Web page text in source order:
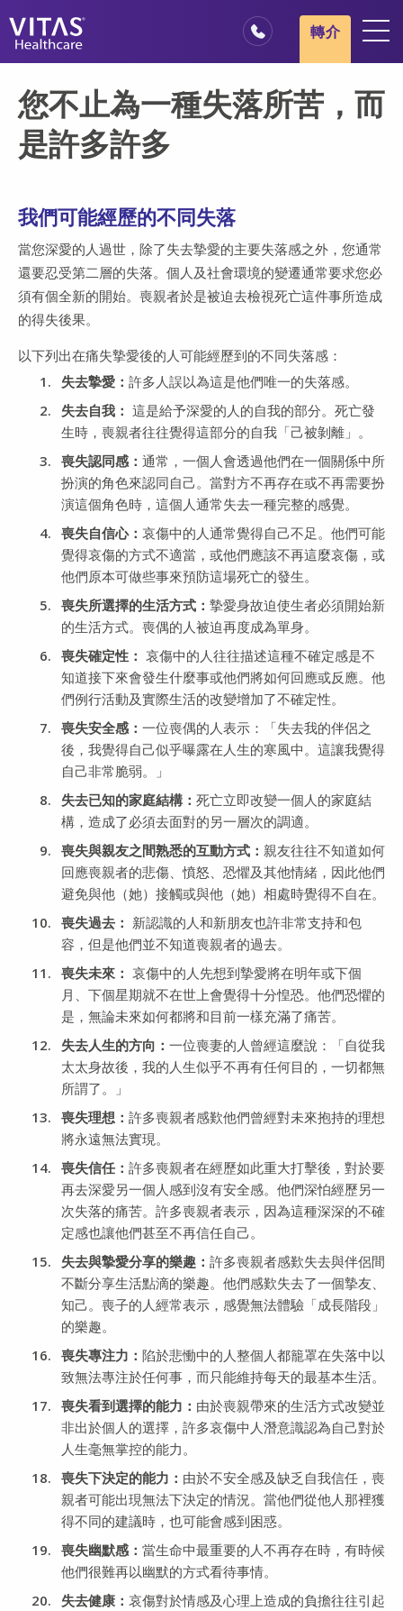
安寧療護基本概述
我們的服務
家庭與照顧者
轉介
您不止為一種失落所苦，而
是許多許多
我們可能經歷的不同失落
當您深愛的人過世，除了失去摯愛的主要失落感之外，您通常
還要忍受第二層的失落。個人及社會環境的變遷通常要求您必
須有個全新的開始。喪親者於是被迫去檢視死亡這件事所造成
的得失後果。
以下列出在痛失摯愛後的人可能經歷到的不同失落感：
失去摯愛： 許多人誤以為這是他們唯一的失落感。
失去自我： 這是給予深愛的人的自我的部分。死亡發
生時，喪親者往往覺得這部分的自我「己被剝離」。
喪失認同感： 通常，一個人會透過他們在一個關係中所
扮演的角色來認同自己。當對方不再存在或不再需要扮
演這個角色時，這個人通常失去一種完整的感覺。
喪失自信心： 哀傷中的人通常覺得自己不足。他們可能
覺得哀傷的方式不適當，或他們應該不再這麼哀傷，或
他們原本可做些事來預防這場死亡的發生。
喪失所選擇的生活方式： 摯愛身故迫使生者必須開始新
的生活方式。喪偶的人被迫再度成為單身。
喪失確定性： 哀傷中的人往往描述這種不確定感是不
知道接下來會發生什麼事或他們將如何回應或反應。他
們例行活動及實際生活的改變增加了不確定性。
喪失安全感： 一位喪偶的人表示：「失去我的伴侶之
後，我覺得自己似乎曝露在人生的寒風中。這讓我覺得
自己非常脆弱。」
失去已知的家庭結構： 死亡立即改變一個人的家庭結
構，造成了必須去面對的另一層次的調適。
喪失與親友之間熟悉的互動方式： 親友往往不知道如何
回應喪親者的悲傷、憤怒、恐懼及其他情緒，因此他們
避免與他（她）接觸或與他（她）相處時覺得不自在。
喪失過去： 新認識的人和新朋友也許非常支持和包
容，但是他們並不知道喪親者的過去。
喪失未來： 哀傷中的人先想到摯愛將在明年或下個
月、下個星期就不在世上會覺得十分惶恐。他們恐懼的
是，無論未來如何都將和目前一樣充滿了痛苦。
失去人生的方向： 一位喪妻的人曾經這麼說：「自從我
太太身故後，我的人生似乎不再有任何目的，一切都無
所謂了。」
喪失理想： 許多喪親者感歎他們曾經對未來抱持的理想
將永遠無法實現。
喪失信任： 許多喪親者在經歷如此重大打擊後，對於要
再去深愛另一個人感到沒有安全感。他們深怕經歷另一
次失落的痛苦。許多喪親者表示，因為這種深深的不確
定感也讓他們甚至不再信任自己。
失去與摯愛分享的樂趣： 許多喪親者感歎失去與伴侶間
不斷分享生活點滴的樂趣。他們感歎失去了一個摯友、
知己。喪子的人經常表示，感覺無法體驗「成長階段」
的樂趣。
喪失專注力： 陷於悲慟中的人整個人都籠罩在失落中以
致無法專注於任何事，而只能維持每天的最基本生活。
喪失看到選擇的能力： 由於喪親帶來的生活方式改變並
非出於個人的選擇，許多哀傷中人潛意識認為自己對於
人生毫無掌控的能力。
喪失下決定的能力： 由於不安全感及缺乏自我信任，喪
親者可能出現無法下決定的情況。當他們從他人那裡獲
得不同的建議時，也可能會感到困惑。
喪失幽默感： 當生命中最重要的人不再存在時，有時候
他們很難再以幽默的方式看待事情。
失去健康： 哀傷對於情感及心理上造成的負擔往往引起